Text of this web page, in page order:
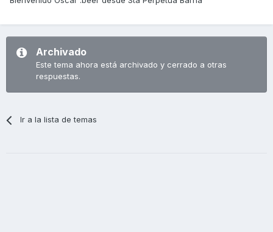
Archivado
Este tema ahora está archivado y cerrado a otras
respuestas.
Ir a la lista de temas